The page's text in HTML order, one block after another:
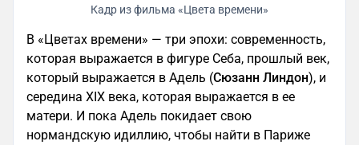
Кадр из фильма «Цвета времени»
В «Цветах времени» — три эпохи: современность,
которая выражается в фигуре Себа, прошлый век,
который выражается в Адель (Сюзанн Линдон), и
середина XIX века, которая выражается в ее
матери. И пока Адель покидает свою
нормандскую идиллию, чтобы найти в Париже